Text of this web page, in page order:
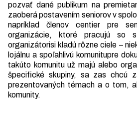
pozvať dané publikum na
zaoberá postavením seniorov v
napríklad členov centier pre
organizácie, ktoré pracujú so
organizátorisi kladú rôzne ciele –
lojálnu a spoľahlivú komunitupre
takúto komunitu už majú alebo
špecifické skupiny, sa zas chcú
prezentovaných témach a o tom,
komunity.